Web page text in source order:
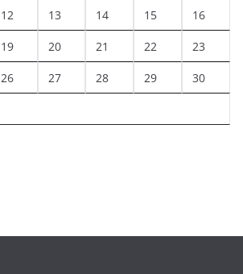
12 13 14 15 16
19 20 21 22 23
26 27 28 29 30